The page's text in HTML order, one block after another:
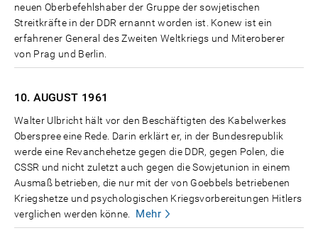
neuen Oberbefehlshaber der Gruppe der sowjetischen
Streitkräfte in der DDR ernannt worden ist. Konew ist ein
erfahrener General des Zweiten Weltkriegs und Miteroberer
von Prag und Berlin.
10. AUGUST 1961
Walter Ulbricht hält vor den Beschäftigten des Kabelwerkes
Oberspree eine Rede. Darin erklärt er, in der Bundesrepublik
werde eine Revanchehetze gegen die DDR, gegen Polen, die
CSSR und nicht zuletzt auch gegen die Sowjetunion in einem
Ausmaß betrieben, die nur mit der von Goebbels betriebenen
Kriegshetze und psychologischen Kriegsvorbereitungen Hitlers
verglichen werden könne.
Mehr